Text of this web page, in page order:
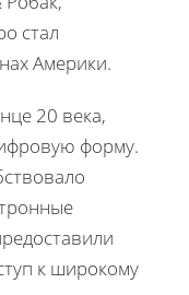
стал
Америки.
20 века,
форму.
к широкому